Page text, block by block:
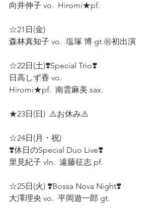
向井伸子 vo.  Hiromi★pf.
☆21日(金)
森林真知子 vo.  塩塚 博 gt.㊗️初出演
☆22日(土)❣️Special Trio❣️
日高しず香 vo.
Hiromi★pf.  南雲麻美 sax.
★23日(日)  ⚠️お休み⚠️
☆24日(月・祝)
❣️休日のSpecial Duo Live❣️
里見紀子 vln.  遠藤征志 pf.
☆25日(火) ❣️Bossa Nova Night❣️
大澤理央 vo.  平岡遊一郎 gt.